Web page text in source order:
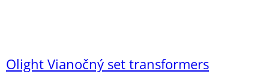
Olight Vianočný set transformers